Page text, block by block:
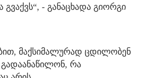
- განაცხადა გიორგი
მაქსიმალურად ცდილობენ
გადაანაწილონ, რა